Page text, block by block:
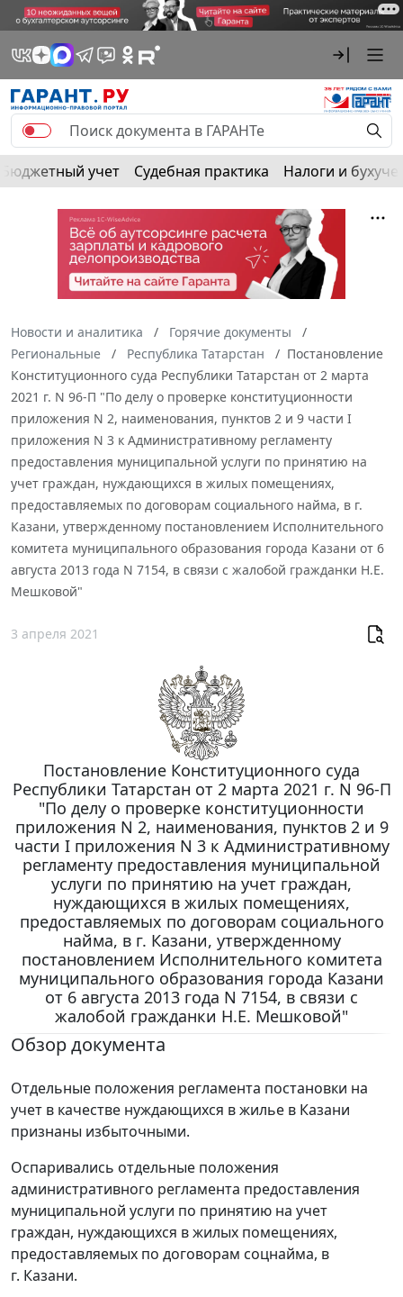
Бюджетный учет Судебная практика Налоги и
Новости и аналитика
Горячие документы
Региональные
Республика Татарстан
Постановление
Конституционного суда Республики Татарстан от 2 марта
2021 г. N 96-П "По делу о проверке конституционности
приложения N 2, наименования, пунктов 2 и 9 части I
приложения N 3 к Административному регламенту
предоставления муниципальной услуги по принятию на
учет граждан, нуждающихся в жилых помещениях,
предоставляемых по договорам социального найма, в г.
Казани, утвержденному постановлением Исполнительного
комитета муниципального образования города Казани от 6
августа 2013 года N 7154, в связи с жалобой гражданки Н.Е.
Мешковой"
3 апреля 2021
Постановление Конституционного суда
Республики Татарстан от 2 марта 2021 г. N 96-П
"По делу о проверке конституционности
приложения N 2, наименования, пунктов 2 и 9
части I приложения N 3 к Административному
регламенту предоставления муниципальной
услуги по принятию на учет граждан,
нуждающихся в жилых помещениях,
предоставляемых по договорам социального
найма, в г. Казани, утвержденному
постановлением Исполнительного комитета
муниципального образования города Казани
от 6 августа 2013 года N 7154, в связи с
жалобой гражданки Н.Е. Мешковой"
Обзор документа
Отдельные положения регламента постановки на
учет в качестве нуждающихся в жилье в Казани
признаны избыточными.
Оспаривались отдельные положения
административного регламента предоставления
муниципальной услуги по принятию на учет
граждан, нуждающихся в жилых помещениях,
предоставляемых по договорам соцнайма, в
г. Казани.